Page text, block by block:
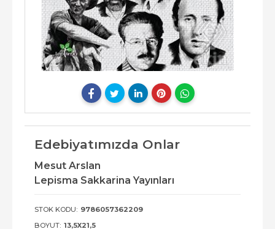
Edebiyatımızda Onlar
Mesut Arslan
Lepisma Sakkarina Yayınları
STOK KODU: 9786057362209
BOYUT: 13,5X21,5